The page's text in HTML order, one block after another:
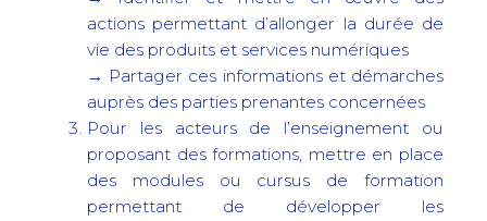
actions permettant d’allonger la durée de
vie des produits et services numériques
→ Partager ces informations et démarches
auprès des parties prenantes concernées
Pour les acteurs de l’enseignement ou
proposant des formations, mettre en place
des modules ou cursus de formation
permettant de développer les